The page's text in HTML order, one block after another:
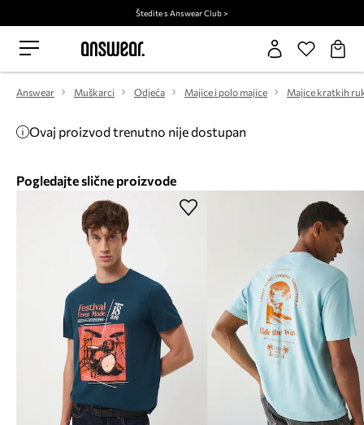
Štedite s Answear Club >
Answear Muškarci Odjeća Majice i polo majice Majice kratkih
Ovaj proizvod trenutno nije dostupan
Pogledajte slične proizvode